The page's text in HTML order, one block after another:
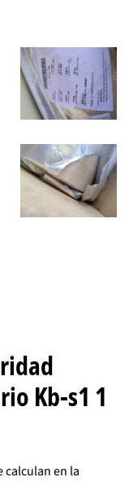
Kb-s1 1
calculan en la